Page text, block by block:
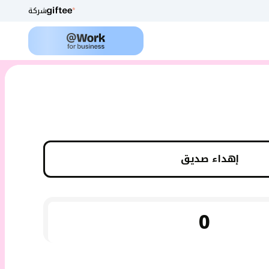
شركة
إهداء صديق